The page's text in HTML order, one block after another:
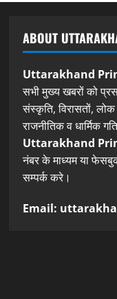
ABOUT
Uttarakhand
सभी मुख्य खबरों को
संस्कृति, विरासतों,
राजनीतिक व धार्मिक
Uttarakhand
नंबर के माध्यम या
सम्पर्क करे।
Email: